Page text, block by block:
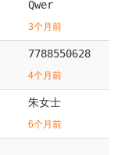
Qwer
3个月前
7788550628
4个月前
朱女士
6个月前